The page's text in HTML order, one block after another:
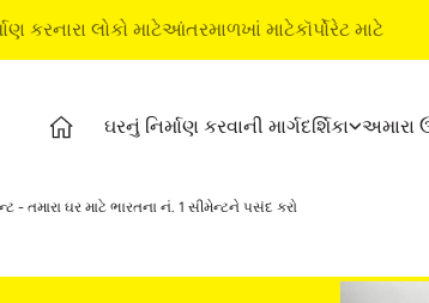
કરનારા લોકો માટેઆંતરમાળખાં માટેકૉર્પોરેટ માટે
ઘરનું નિર્માણ કરવાની માર્ગદર્શિકા અમારા
અલ્ટ્રાટૅક વેધર પ્લસ
- તમારા ઘર માટે ભારતના નં. 1 સીમેન્ટને પસંદ કરો